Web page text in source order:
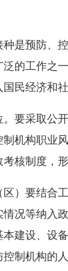
预防、控
的工作之
民经济和
采取公开
机构职业
核制度，
要结合工
况等纳入
建设、设
制机构的